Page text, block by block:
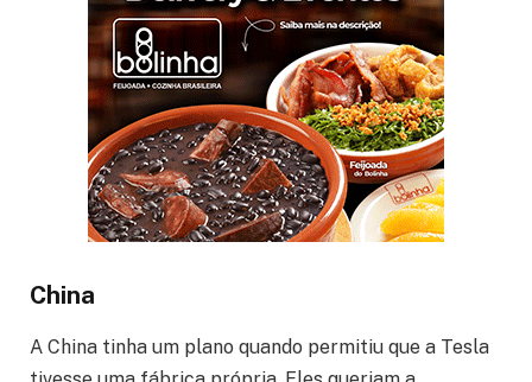
China
A China tinha um plano quando permitiu que a Tesla